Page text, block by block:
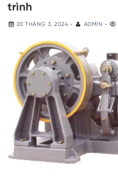
trình
20 THÁNG 3, 2024 - ADMIN -